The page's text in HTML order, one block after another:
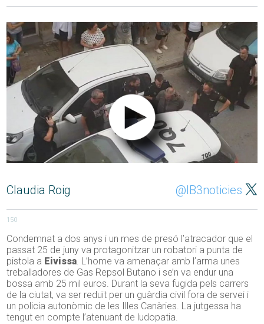
Claudia Roig @IB3noticies
150
Condemnat a dos anys i un mes de presó l’atracador que el
passat 25 de juny va protagonitzar un robatori a punta de
pistola a Eivissa. L’home va amenaçar amb l’arma unes
treballadores de Gas Repsol Butano i se’n va endur una
bossa amb 25 mil euros. Durant la seva fugida pels carrers
de la ciutat, va ser reduït per un guàrdia civil fora de servei i
un policia autonòmic de les Illes Canàries. La jutgessa ha
tengut en compte l’atenuant de ludopatia.